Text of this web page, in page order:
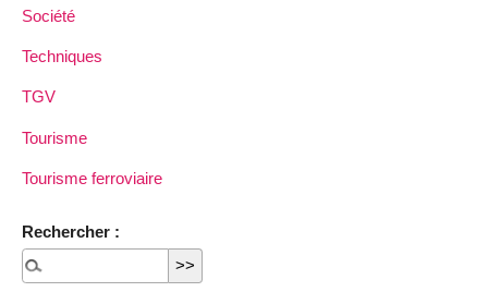
Société
Techniques
TGV
Tourisme
Tourisme ferroviaire
Rechercher :